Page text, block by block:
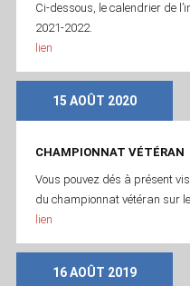
Ci-dessous, le calendrier de
2021-2022.
lien
15 AOÛT 2020
CHAMPIONNAT VÉTÉRAN
Vous pouvez dés à présent
du championnat vétéran sur
lien
16 AOÛT 2019